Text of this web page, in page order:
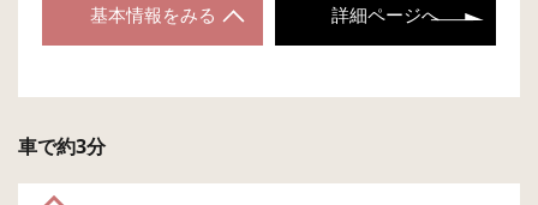
基本情報をみる 詳細ページへ
車で約3分